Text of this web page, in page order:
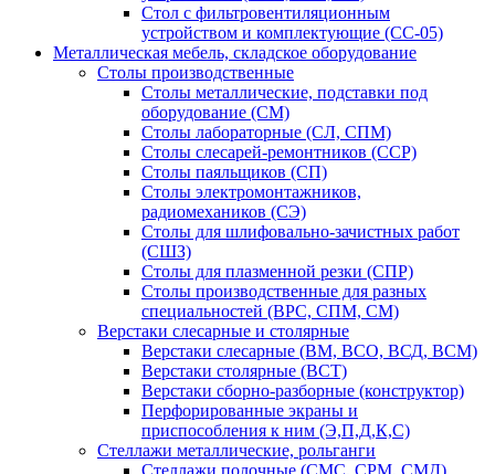
Стол с фильтровентиляционным
устройством и комплектующие (СС-05)
Металлическая мебель, складское оборудование
Столы производственные
Столы металлические, подставки под
оборудование (СМ)
Столы лабораторные (СЛ, СПМ)
Столы слесарей-ремонтников (ССР)
Столы паяльщиков (СП)
Столы электромонтажников,
радиомехаников (СЭ)
Столы для шлифовально-зачистных работ
(СШЗ)
Столы для плазменной резки (СПР)
Столы производственные для разных
специальностей (ВРС, СПМ, СМ)
Верстаки слесарные и столярные
Верстаки слесарные (ВМ, ВСО, ВСД, ВСМ)
Верстаки столярные (ВСТ)
Верстаки сборно-разборные (конструктор)
Перфорированные экраны и
приспособления к ним (Э,П,Д,К,С)
Стеллажи металлические, рольганги
Стеллажи полочные (СМС, СРМ, СМД)